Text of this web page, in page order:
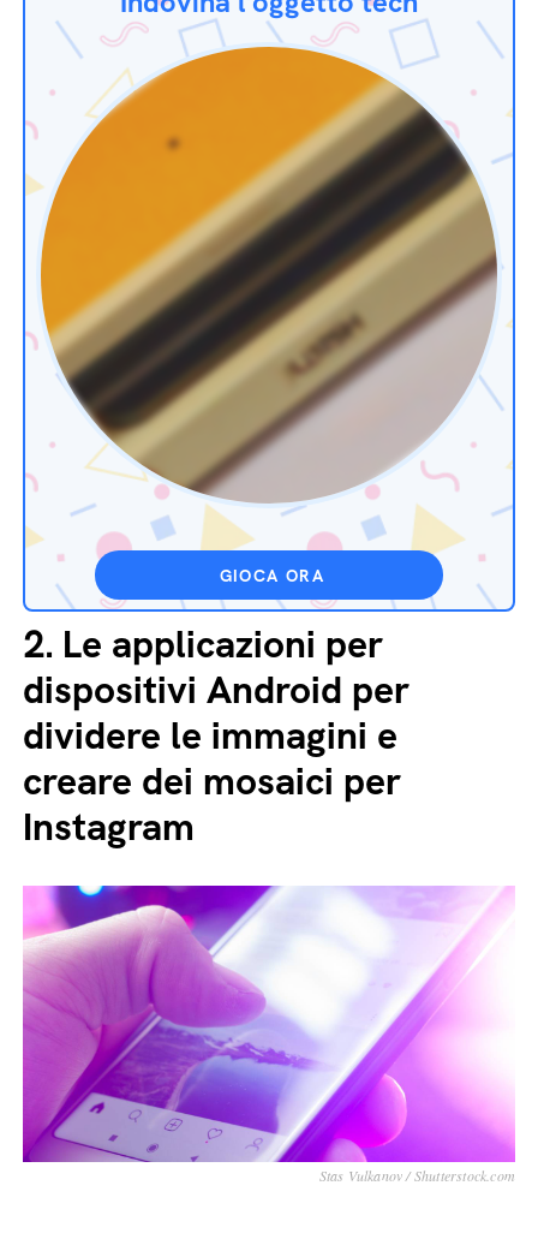
GIOCA ORA
2. Le applicazioni per
dispositivi Android per
dividere le immagini e
creare dei mosaici per
Instagram
Stas Vulkanov / Shutterstock.com